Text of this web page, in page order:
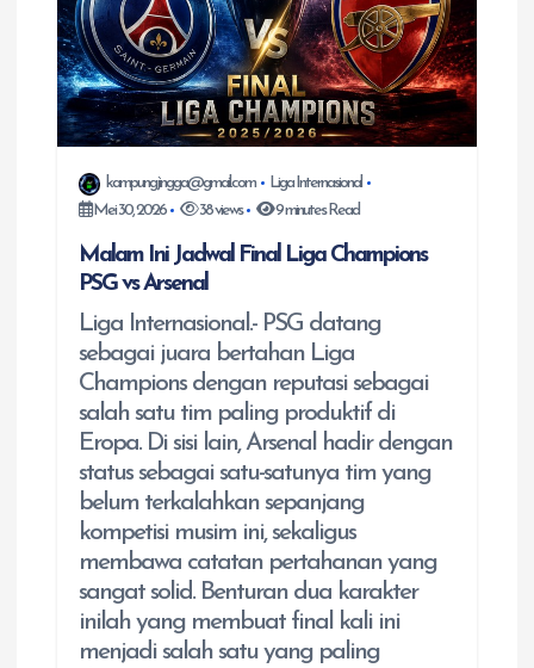
kampungjingga@gmail.com
Liga Internasional
Mei 30, 2026
38 views 9 minutes Read
Malam Ini Jadwal Final Liga Champions
PSG vs Arsenal
Liga Internasional.- PSG datang
sebagai juara bertahan Liga
Champions dengan reputasi sebagai
salah satu tim paling produktif di
Eropa. Di sisi lain, Arsenal hadir dengan
status sebagai satu-satunya tim yang
belum terkalahkan sepanjang
kompetisi musim ini, sekaligus
membawa catatan pertahanan yang
sangat solid. Benturan dua karakter
inilah yang membuat final kali ini
menjadi salah satu yang paling